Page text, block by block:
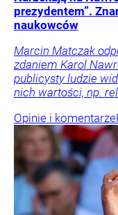
prezydentem”.
naukowców
Marcin Matczak
zdaniem Karol
publicysty ludzie
nich wartości, np.
Opinie i komentarze